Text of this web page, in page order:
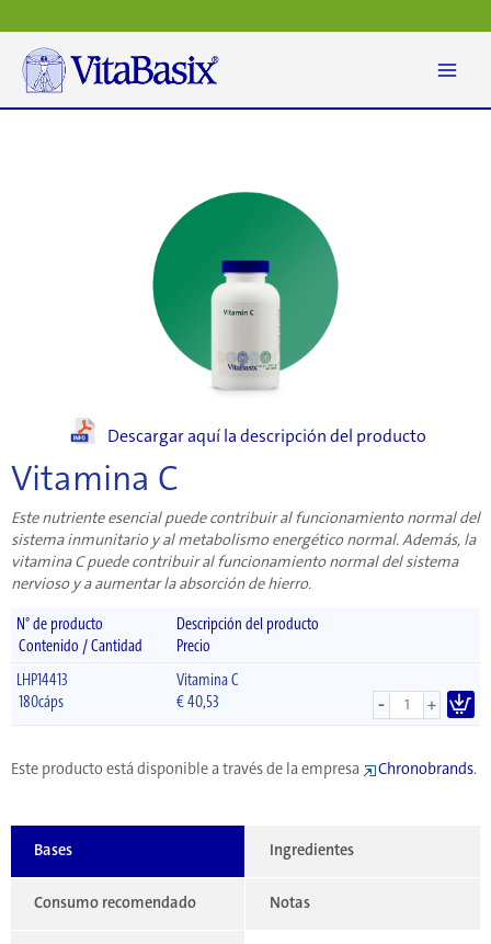
al
contenido
Descargar aquí la descripción del producto
Vitamina C
Este nutriente esencial puede contribuir al funcionamiento normal del
sistema inmunitario y al metabolismo energético normal. Además, la
vitamina C puede contribuir al funcionamiento normal del sistema
nervioso y a aumentar la absorción de hierro.
N° de producto
Descripción del producto
Contenido / Cantidad
Precio
LHP14413
Vitamina C
180cáps
€40,53 - +
Este producto está disponible a través de la empresa Chronobrands.
Bases Ingredientes
Consumo recomendado Notas